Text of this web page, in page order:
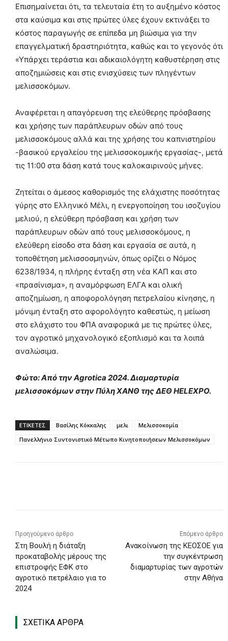
Επισημαίνεται ότι, τα τελευταία έτη το αυξημένο κόστος
στα καύσιμα και στις πρώτες ύλες έχουν εκτινάξει το
κόστος παραγωγής σε επίπεδα μη βιώσιμα για την
επαγγελματική δραστηριότητα, καθώς και το γεγονός ότι
«Υπάρχει τεράστια και αδικαιολόγητη καθυστέρηση στις
αποζημιώσεις και στις ενισχύσεις των πληγέντων
μελισσοκόμων.
Αναφέρεται η απαγόρευση της ελεύθερης πρόσβασης
και χρήσης των παράπλευρων οδών από τους
μελισσοκόμους αλλά και της χρήσης του καπνιστηρίου
-βασικού εργαλείου της μελισσοκομικής εργασίας-, μετά
τις 11:00 στα δάση κατά τους καλοκαιρινούς μήνες.
Ζητείται ο άμεσος καθορισμός της ελάχιστης ποσότητας
γύρης στο Ελληνικό Μέλι, η ενεργοποίηση του ισοζυγίου
μελιού, η ελεύθερη πρόσβαση και χρήση των
παράπλευρων οδών από τους μελισσοκόμους, η
ελεύθερη είσοδο στα δάση και εργασία σε αυτά, η
τοποθέτηση μελισσοσμηνών, όπως ορίζει ο Νόμος
6238/1934, η πλήρης ένταξη στη νέα ΚΑΠ και στο
«πρασίνισμα», η αναμόρφωση ΕΛΓΑ και ολική
αποζημίωση, η αποφορολόγηση πετρελαίου κίνησης, η
μόνιμη ένταξη στο αφορολόγητο καθεστώς, η μείωση
στο ελάχιστο του ΦΠΑ αναφορικά με τις πρώτες ύλες,
τον αγροτικό μηχανολογικό εξοπλισμό και τα λοιπά
αναλώσιμα.
Φώτο: Από την Agrotica 2024. Διαμαρτυρία
μελισσοκόμων στην Πύλη ΧΑΝΘ της ΔΕΘ HELEXPO.
ΕΤΙΚΕΤΕΣ Βασίλης Κόκκαλης μελι
Μελισσοκομία
Πανελλήνιο Συντονιστικό Μέτωπο Κινητοποιήσεων Μελισσοκόμων
Προηγούμενο άρθρο
Στη Βουλή η διάταξη
προκαταβολής μέρους της
επιστροφής ΕΦΚ στο
αγροτικό πετρέλαιο για το
2024
Επόμενο άρθρο
Ανακοίνωση της ΚΕΟΣΟΕ για
την συγκέντρωση
διαμαρτυρίας των αγροτών
στην Αθήνα
ΣΧΕΤΙΚΑ ΑΡΘΡΑ